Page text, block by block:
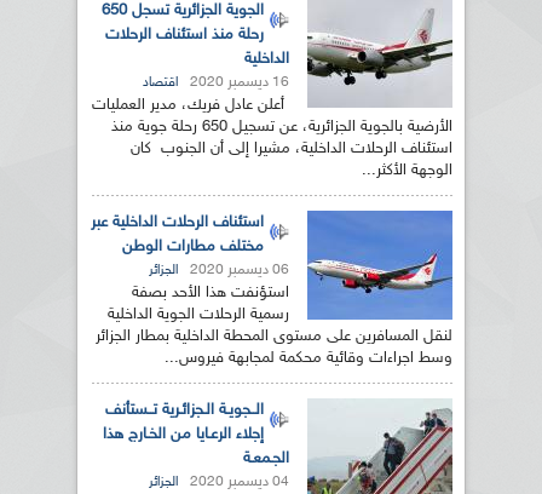
الجوية الجزائرية تسجل 650
رحلة منذ استئناف الرحلات
الداخلية
16 ديسمبر 2020 اقتصاد
أعلن عادل فريك، مدير العمليات
الأرضية بالجوية الجزائرية، عن تسجيل 650 رحلة جوية منذ
استئناف الرحلات الداخلية، مشيرا إلى أن الجنوب كان
الوجهة الأكثر...
استئناف الرحلات الداخلية عبر
مختلف مطارات الوطن
06 ديسمبر 2020 الجزائر
استؤنفت هذا الأحد بصفة
رسمية الرحلات الجوية الداخلية
لنقل المسافرين على مستوى المحطة الداخلية بمطار الجزائر
وسط اجراءات وقائية محكمة لمجابهة فيروس...
الــجويـة الـجزائـرية تــستأنف
إجلاء الرعـايا من الخـارج هذا
الجـمعـة
04 ديسمبر 2020 الجزائر